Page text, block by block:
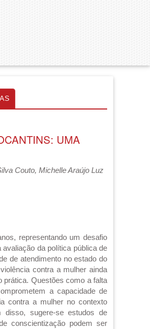
UMA
Couto, Michelle Araújo Luz
representando um desafio
da política pública de
de atendimento no estado do
contra a mulher ainda
prática. Questões como a falta
a capacidade de
contra a mulher no contexto
disso, sugere-se estudos de
conscientização podem ser